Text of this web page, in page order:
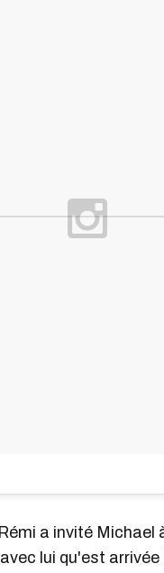
a invité Michael
lui qu'est